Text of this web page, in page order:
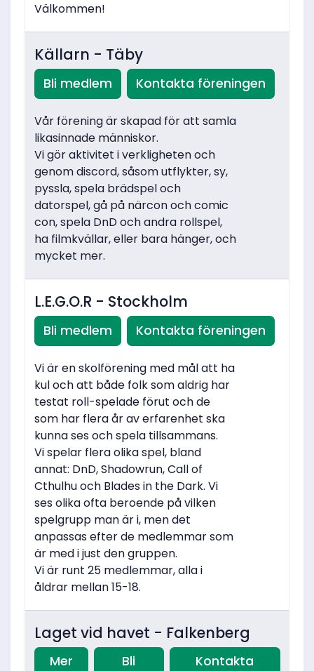
Välkommen!
Källarn - Täby
Bli medlem Kontakta föreningen
Vår förening är skapad för att samla
likasinnade människor.
Vi gör aktivitet i verkligheten och
genom discord, såsom utflykter, sy,
pyssla, spela brädspel och
datorspel, gå på närcon och comic
con, spela DnD och andra rollspel,
ha filmkvällar, eller bara hänger, och
mycket mer.
L.E.G.O.R - Stockholm
Bli medlem Kontakta föreningen
Vi är en skolförening med mål att ha
kul och att både folk som aldrig har
testat roll-spelade förut och de
som har flera år av erfarenhet ska
kunna ses och spela tillsammans.
Vi spelar flera olika spel, bland
annat: DnD, Shadowrun, Call of
Cthulhu och Blades in the Dark. Vi
ses olika ofta beroende på vilken
spelgrupp man är i, men det
anpassas efter de medlemmar som
är med i just den gruppen.
Vi är runt 25 medlemmar, alla i
åldrar mellan 15-18.
Laget vid havet - Falkenberg
Mer
Bli
Kontakta